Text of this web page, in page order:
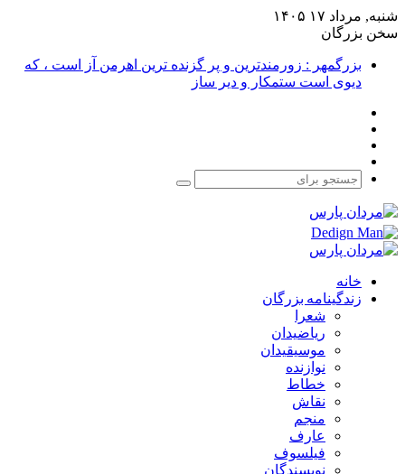
شنبه, مرداد ۱۷ ۱۴۰۵
سخن بزرگان
بزرگمهر : زورمندترین و پر گزنده ترین اهرمن آز است ، که
دیوی است ستمکار و دیر ساز
جستجو
خانه
زندگینامه بزرگان
شعرا
ریاضیدان
موسیقیدان
نوازنده
خطاط
نقاش
منجم
عارف
فیلسوف
نویسندگان